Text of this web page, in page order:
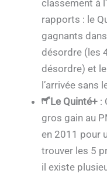
classement à
rapports : le
gagnants
désordre (les
désordre) et
l’arrivée sans
Le Quinté+ :
gros gain au
en 2011 pour
trouver les 5
il existe